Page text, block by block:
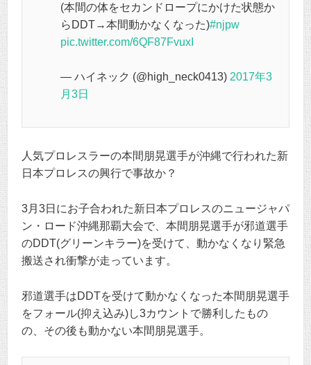
(本間の体をセカンドロープにかけた状態か
らDDT→本間動かなくなった)#njpw
pic.twitter.com/6QF87FvuxI
— ハイネック (@high_neck0413) 2017年3
月3日
人気プロレスラーの本間朋晃選手が沖縄で行われた新
日本プロレスの興行で事故か？
3月3日にお子合われた新日本プロレスのニュージャパ
ン・ロード沖縄那覇大会で、本間朋晃選手が邪道選手
のDDT(グリーンキラー)を受けて、動かなくなり緊急
搬送され衝撃が走っています。
邪道選手はDDTを受けて動かなくなった本間朋晃選手
をフォール(抑え込み)し3カウントで勝利したもの
の、その後も動かない本間朋晃選手。